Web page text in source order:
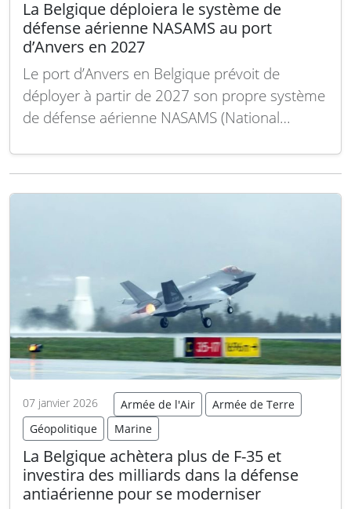
La Belgique déploiera le système de
défense aérienne NASAMS au port
d’Anvers en 2027
Le port d’Anvers en Belgique prévoit de
déployer à partir de 2027 son propre système
de défense aérienne NASAMS (National
de protéger une large partie de son vaste
07 janvier 2026 Armée de l'Air
Armée de Terre
Géopolitique
Marine
La Belgique achètera plus de F-35 et
investira des milliards dans la défense
antiaérienne pour se moderniser